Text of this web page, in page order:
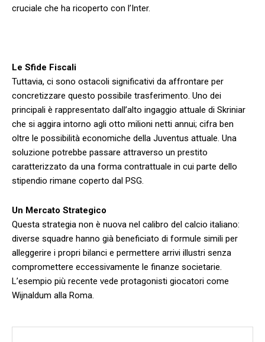
cruciale che ha ricoperto con l’Inter.
Le Sfide Fiscali
Tuttavia, ‍ci⁤ sono ostacoli significativi da affrontare per
concretizzare questo possibile‌ trasferimento. Uno dei
principali è rappresentato dall’alto ingaggio attuale di Skriniar
che si aggira ⁤intorno agli otto milioni netti annui; cifra ben
oltre ⁢le possibilità economiche della Juventus ⁢attuale. ‍Una
soluzione potrebbe passare⁢ attraverso un prestito
caratterizzato ⁣da una forma contrattuale‌ in cui⁤ parte ⁢dello
stipendio⁢ rimane ⁣coperto dal PSG.
Un Mercato Strategico
Questa strategia non è nuova ‍nel calibro del calcio italiano:
diverse ⁤squadre⁤ hanno già beneficiato di formule simili per
alleggerire i propri‍ bilanci ‌e permettere arrivi​ illustri senza
compromettere eccessivamente le finanze societarie.
L’esempio più recente vede​ protagonisti giocatori come
⁣Wijnaldum⁣ alla Roma.